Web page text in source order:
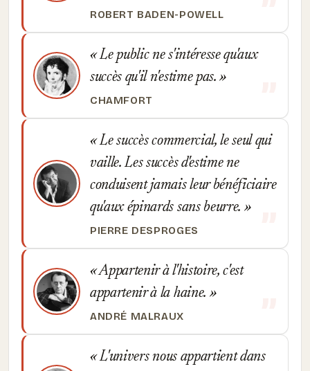
ROBERT BADEN-POWELL
Le public ne s'intéresse qu'aux
succès qu'il n'estime pas.
CHAMFORT
Le succès commercial, le seul qui
vaille. Les succès d'estime ne
conduisent jamais leur bénéficiaire
qu'aux épinards sans beurre.
PIERRE DESPROGES
Appartenir à l'histoire, c'est
appartenir à la haine.
ANDRÉ MALRAUX
L'univers nous appartient dans